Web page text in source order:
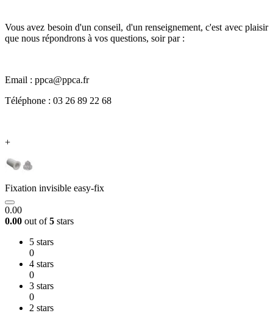
Vous avez besoin d'un conseil, d'un renseignement, c'est avec plaisir
que nous répondrons à vos questions, soir par :
Email : ppca@ppca.fr
Téléphone : 03 26 89 22 68
+
Fixation invisible easy-fix
0.00
0.00 out of5 stars
5 stars
0
4 stars
0
3 stars
0
2 stars